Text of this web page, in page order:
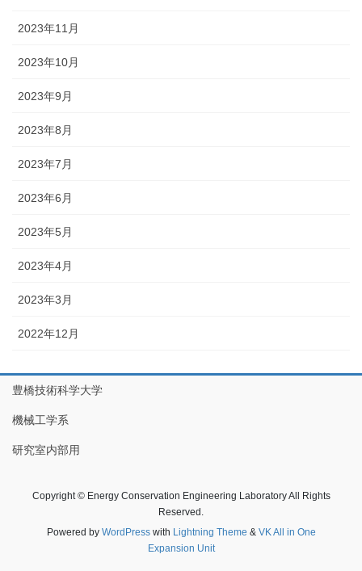
2023年11月
2023年10月
2023年9月
2023年8月
2023年7月
2023年6月
2023年5月
2023年4月
2023年3月
2022年12月
豊橋技術科学大学
機械工学系
研究室内部用
Copyright © Energy Conservation Engineering Laboratory All Rights
Reserved.
Powered by WordPresswith Lightning Theme & VK All in One
Expansion Unit